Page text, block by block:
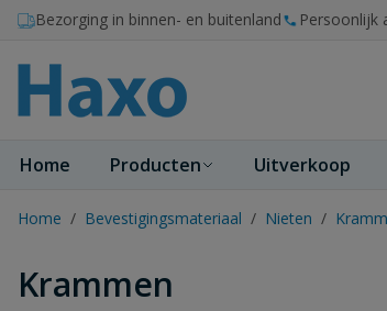
Ga naar de inhoud
Bezorging in binnen- en buitenland Persoonlijk
Home Producten Uitverkoop
Home / Bevestigingsmateriaal / Nieten /
Krammen